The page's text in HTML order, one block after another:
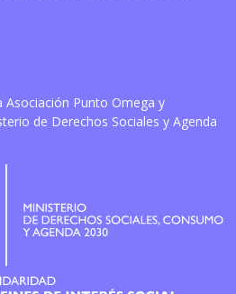
Punto Omega y
de Derechos Sociales y Agenda